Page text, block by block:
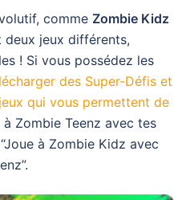
comme Zombie Kidz
jeux différents,
! Si vous possédez les
des Super-Défis et
qui vous permettent de
à Zombie Teenz avec tes
à Zombie Kidz avec